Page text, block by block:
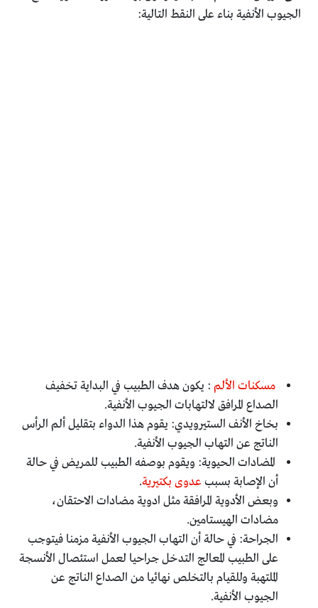
الجيوب الأنفية بناء على النقط التالية:
مسكنات الألم : يكون هدف الطبيب في البداية تخفيف
الصداع المرافق لالتهابات الجيوب الأنفية.
بخاخ الأنف الستيرويدي: يقوم هذا الدواء بتقليل ألم الرأس
الناتج عن التهاب الجيوب الأنفية.
المضادات الحيوية: ويقوم بوصفه الطبيب للمريض في حالة
أن الإصابة بسبب عدوى بكتيرية.
وبعض الأدوية المرافقة مثل ادوية مضادات الاحتقان،
مضادات الهيستامين.
الجراحة: في حالة أن التهاب الجيوب الأنفية مزمنا فيتوجب
على الطبيب المعالج التدخل جراحيا لعمل استئصال الأنسجة
الملتهبة وللقيام بالتخلص نهائيا من الصداع الناتج عن
الجيوب الأنفية.